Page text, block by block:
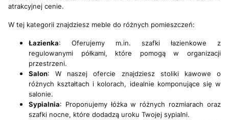
atrakcyjnej cenie.
W tej kategorii znajdziesz meble do różnych pomieszczeń:
Łazienka: Oferujemy m.in. szafki łazienkowe z
regulowanymi półkami, które pomogą w organizacji
przestrzeni.
Salon: W naszej ofercie znajdziesz stoliki kawowe o
różnych kształtach i kolorach, idealnie komponujące się w
salonie.
Sypialnia: Proponujemy łóżka w różnych rozmiarach oraz
szafki nocne, które dodadzą uroku Twojej sypialni.